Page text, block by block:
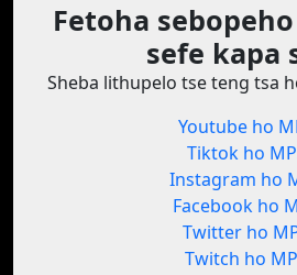
Fetoha
sefe kapa
Sheba lithupelo tse teng tsa
Youtube ho
Tiktok ho
Instagram ho
Facebook ho
Twitter ho
Twitch ho